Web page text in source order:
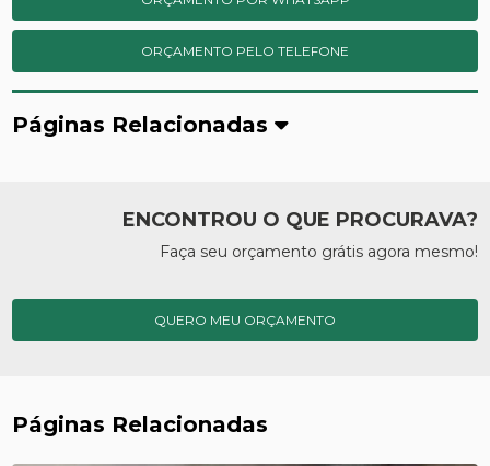
ORÇAMENTO PELO TELEFONE
Páginas Relacionadas
ENCONTROU O QUE PROCURAVA?
Faça seu orçamento grátis agora mesmo!
QUERO MEU ORÇAMENTO
Páginas Relacionadas